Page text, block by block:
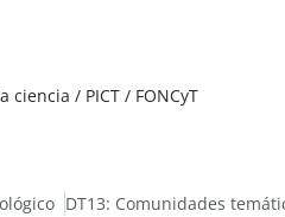
/ PICT / FONCyT